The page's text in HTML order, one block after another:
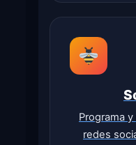
Programa
redes